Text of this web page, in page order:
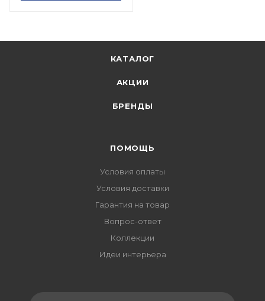
КАТАЛОГ
АКЦИИ
БРЕНДЫ
ПОМОЩЬ
Условия оплаты
Условия доставки
Гарантия на товар
Вопрос-ответ
Коллекции
Идеи интерьера